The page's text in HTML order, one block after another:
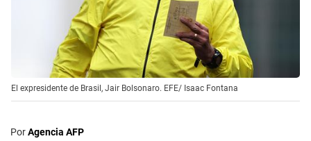
El expresidente de Brasil, Jair Bolsonaro. EFE/ Isaac Fontana
PorAgencia AFP